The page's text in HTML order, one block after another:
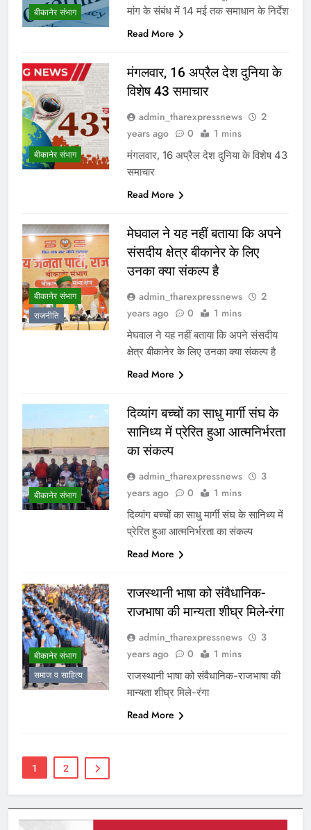
बीकानेर संभाग
मांग के संबंध में 14 मई तक समाधान के निर्देश
Read More
बीकानेर संभाग
मंगलवार, 16 अप्रैल देश दुनिया के
विशेष 43 समाचार
admin_tharexpressnews
2
years ago
0 1 mins
मंगलवार, 16 अप्रैल देश दुनिया के विशेष 43
समाचार
Read More
बीकानेर संभाग
राजनीति
मेघवाल ने यह नहीं बताया कि अपने
संसदीय क्षेत्र बीकानेर के लिए
उनका क्या संकल्प है
admin_tharexpressnews
2
years ago
0 1 mins
मेघवाल ने यह नहीं बताया कि अपने संसदीय
क्षेत्र बीकानेर के लिए उनका क्या संकल्प है
Read More
बीकानेर संभाग
दिव्यांग बच्चों का साधु मार्गी संघ के
सानिध्य में प्रेरित हुआ आत्मनिर्भरता
का संकल्प
admin_tharexpressnews
3
years ago
0 1 mins
दिव्यांग बच्चों का साधु मार्गी संघ के सानिध्य में
प्रेरित हुआ आत्मनिर्भरता का संकल्प
Read More
बीकानेर संभाग
समाज व साहित्य
राजस्थानी भाषा को संवैधानिक-
राजभाषा की मान्यता शीघ्र मिले-रंगा
admin_tharexpressnews
3
years ago
0 1 mins
राजस्थानी भाषा को संवैधानिक-राजभाषा की
मान्यता शीघ्र मिले-रंगा
Read More
1 2